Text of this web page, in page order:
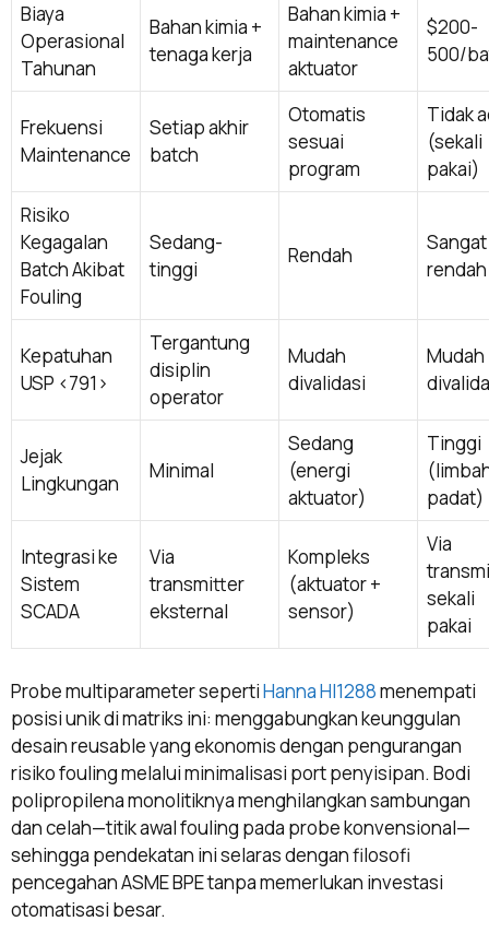
Biaya
Operasional
Tahunan
Bahan kimia +
tenaga kerja
Bahan kimia +
maintenance
aktuator
$200-
500/
Frekuensi
Maintenance
Setiap akhir
batch
Otomatis
sesuai
program
Tidak
(sekali
pakai)
Risiko
Kegagalan
Batch Akibat
Fouling
Sedang-
tinggi
Rendah
Sangat
rendah
Kepatuhan
USP <791>
Tergantung
disiplin
operator
Mudah
divalidasi
Mudah
Jejak
Lingkungan
Minimal
Sedang
(energi
aktuator)
Tinggi
padat)
Integrasi ke
Sistem
SCADA
Via
transmitter
eksternal
Kompleks
(aktuator +
sensor)
Via
sekali
pakai
Probe multiparameter sepertiHanna HI1288menempati
posisi unik di matriks ini: menggabungkan keunggulan
desain reusable yang ekonomis dengan pengurangan
risiko fouling melalui minimalisasi port penyisipan. Bodi
polipropilena monolitiknya menghilangkan sambungan
dan celah—titik awal fouling pada probe konvensional—
sehingga pendekatan ini selaras dengan filosofi
pencegahan ASME BPE tanpa memerlukan investasi
otomatisasi besar.